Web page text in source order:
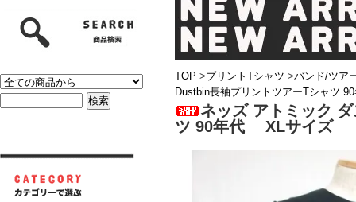
TOP >プリントTシャツ >バンド/ツア
Dustbin長袖プリントツアーTシャツ
ネッズ アトミック
ツ 90年代 XLサイズ